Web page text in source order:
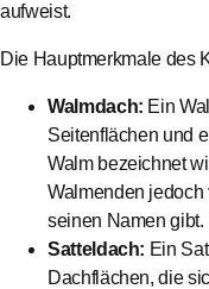
aufweist.
Die Hauptmerkmale des
Walmdach: Ein
Seitenflächen und
Walm bezeichnet
Walmenden jedoch
seinen Namen gibt.
Satteldach: Ein
Dachflächen, die